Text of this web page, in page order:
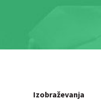
Izobraževanja